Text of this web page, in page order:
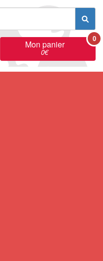
Mon panier
0€
0